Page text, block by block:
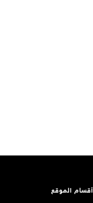
أقسام الموقع